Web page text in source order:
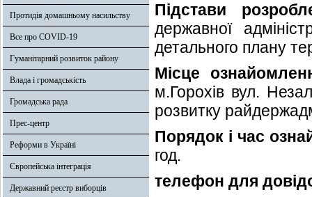
Протидія домашньому насильству
Все про COVID-19
Гуманітарний розвиток району
Влада і громадськість
Громадська рада
Прес-центр
Реформи в Україні
Європейська інтеграція
Державний реєстр виборців
Підстави
державної
детального плану
Місце
м.Горохів вул.
розвитку
Порядок і час
год.
телефон для